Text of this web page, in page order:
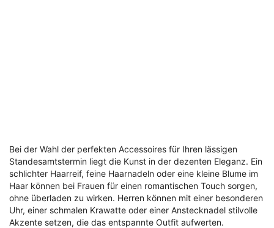
Bei der Wahl der perfekten Accessoires für Ihren lässigen
Standesamtstermin liegt die Kunst in der dezenten Eleganz. Ein
schlichter Haarreif, feine Haarnadeln oder eine kleine Blume im
Haar können bei Frauen für einen romantischen Touch sorgen,
ohne überladen zu wirken. Herren können mit einer besonderen
Uhr, einer schmalen Krawatte oder einer Anstecknadel stilvolle
Akzente setzen, die das entspannte Outfit aufwerten.